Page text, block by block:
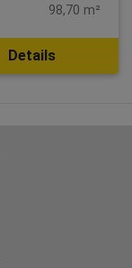
98,70 m²
Details